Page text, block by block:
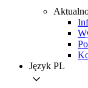
Język PL